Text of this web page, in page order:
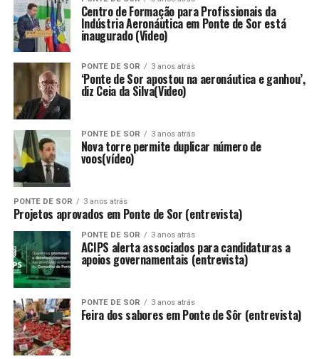
Centro de Formação para Profissionais da
Indústria Aeronáutica em Ponte de Sor está
inaugurado (Video)
PONTE DE SOR 3 anos atrás
‘Ponte de Sor apostou na aeronáutica e ganhou’,
diz Ceia da Silva(Video)
PONTE DE SOR 3 anos atrás
Nova torre permite duplicar número de
voos(vídeo)
PONTE DE SOR 3 anos atrás
Projetos aprovados em Ponte de Sor (entrevista)
PONTE DE SOR 3 anos atrás
ACIPS alerta associados para candidaturas a
apoios governamentais (entrevista)
PONTE DE SOR 3 anos atrás
Feira dos sabores em Ponte de Sôr (entrevista)